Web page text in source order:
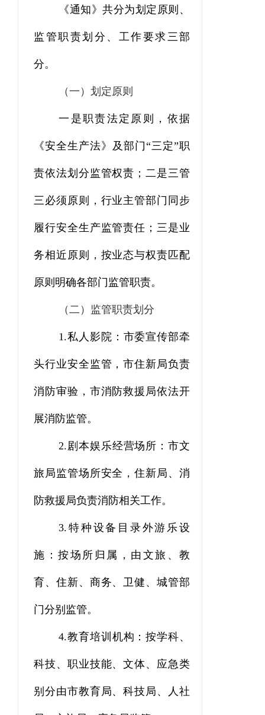
《通知》共分为划定原则、
监管职责划分、工作要求三部
分。
（一）划定原则
一是职责法定原则，依据
《安全生产法》及部门“三定”职
责依法划分监管权责；二是三管
三必须原则，行业主管部门同步
履行安全生产监管责任；三是业
务相近原则，按业态与权责匹配
原则明确各部门监管职责。
（二）监管职责划分
1.私人影院：市委宣传部牵
头行业安全监管，市住新局负责
消防审验，市消防救援局依法开
展消防监管。
2.剧本娱乐经营场所：市文
旅局监管场所安全，住新局、消
防救援局负责消防相关工作。
3. 特种设备目录外游乐设
施：按场所归属，由文旅、教
育、住新、商务、卫健、城管部
门分别监管。
4.教育培训机构：按学科、
科技、职业技能、文体、应急类
别分由市教育局、科技局、人社